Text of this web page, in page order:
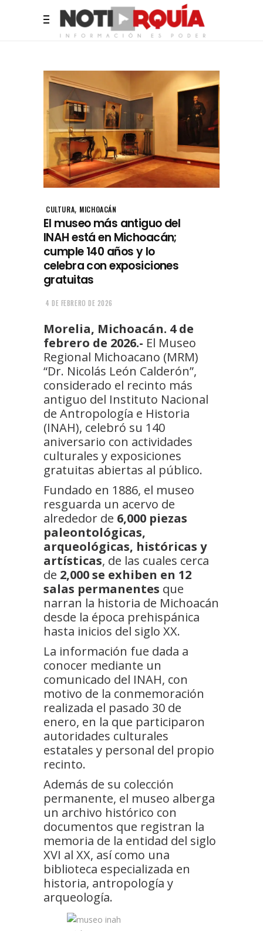
CULTURA, MICHOACÁN
El museo más antiguo del
INAH está en Michoacán;
cumple 140 años y lo
celebra con exposiciones
gratuitas
4 DE FEBRERO DE 2026
Morelia, Michoacán. 4 de
febrero de 2026.- El Museo
Regional Michoacano (MRM)
“Dr. Nicolás León Calderón”,
considerado el recinto más
antiguo del Instituto Nacional
de Antropología e Historia
(INAH), celebró su 140
aniversario con actividades
culturales y exposiciones
gratuitas abiertas al público.
Fundado en 1886, el museo
resguarda un acervo de
alrededor de 6,000 piezas
paleontológicas,
arqueológicas, históricas y
artísticas, de las cuales cerca
de 2,000 se exhiben en 12
salas permanentes que
narran la historia de Michoacán
desde la época prehispánica
hasta inicios del siglo XX.
La información fue dada a
conocer mediante un
comunicado del INAH, con
motivo de la conmemoración
realizada el pasado 30 de
enero, en la que participaron
autoridades culturales
estatales y personal del propio
recinto.
Además de su colección
permanente, el museo alberga
un archivo histórico con
documentos que registran la
memoria de la entidad del siglo
XVI al XX, así como una
biblioteca especializada en
historia, antropología y
arqueología.